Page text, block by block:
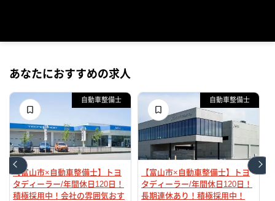
あなたにおすすめの求人
自動車整備士
【富山市×自動車整備士】トヨ
タディーラー/年間休日120日！
積極採用中！会社の雰囲気おす
自動車整備士
【富山市×自動車整備士】トヨ
タディーラー/年間休日120日！
長期連休あり！積極採用中！